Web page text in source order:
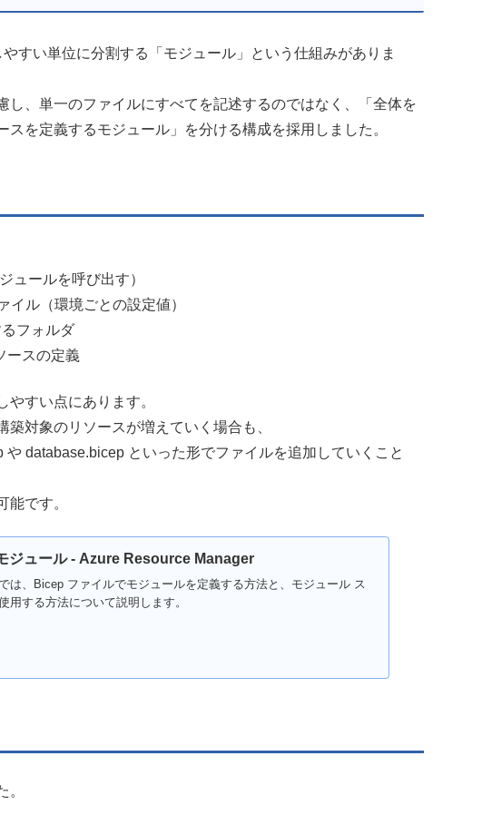
すい単位に分割する「モジュール」という仕組みがありま
し、単一のファイルにすべてを記述するのではなく、「全体を
を定義するモジュール」を分ける構成を採用しました。
ュールを呼び出す）
ル（環境ごとの設定値）
フォルダ
ースの定義
すい点にあります。
対象のリソースが増えていく場合も、
database.bicep といった形でファイルを追加していくこと
能です。
ジュール - Azure Resource Manager
は、Bicep ファイルでモジュールを定義する方法と、モジュール ス
用する方法について説明します。
。